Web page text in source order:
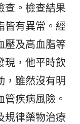
查。檢查結果
皆有異常。經
壓及高血脂等
現，他平時飲
，雖然沒有明
疾病風險。
規律藥物治療